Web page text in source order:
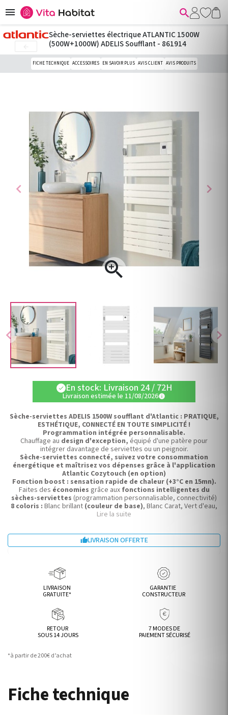
 
chevron_left chevron_right
chevron_left

chevron_right
Sèche-serviettes électrique ATLANTIC 1500W
(500W+1000W) ADELIS Soufflant - 861914
FICHE TECHNIQUE ACCESSOIRES EN SAVOIR PLUS AVIS CLIENT AVIS PRODUITS
check En stock: Livraison 24 / 72H
Livraison estimée le 11/08/2026info
Sèche-serviettes ADELIS 1500W soufflant d'Atlantic : PRATIQUE,
ESTHÉTIQUE, CONNECTÉ EN TOUTE SIMPLICITÉ !
Programmation intégrée personnalisable.
Chauffage au design d'exception, équipé d'une patère pour
intégrer davantage de serviettes ou un peignoir.
Sèche-serviettes connecté, suivez votre consommation
énergétique et maîtrisez vos dépenses grâce à l'application
Atlantic Cozytouch (en option)
Fonction boost : sensation rapide de chaleur (+3°C en 15mn).
Faites des économies grâce auxfonctions intelligentes du
sèches-serviettes (programmation personnalisable, connectivité)
8 coloris : Blanc brillant (couleur de base), Blanc Carat, Vert d'eau,
Bleu profond, Beige, Noir, Graphite, Anthracite.
Lire la suite
LIVRAISON OFFERTE
LIVRAISON
GRATUITE*
GARANTIE
CONSTRUCTEUR
RETOUR
SOUS 14 JOURS
7 MODES DE
PAIEMENT SÉCURISÉ
*à partir de 200€ d’achat
Fiche technique